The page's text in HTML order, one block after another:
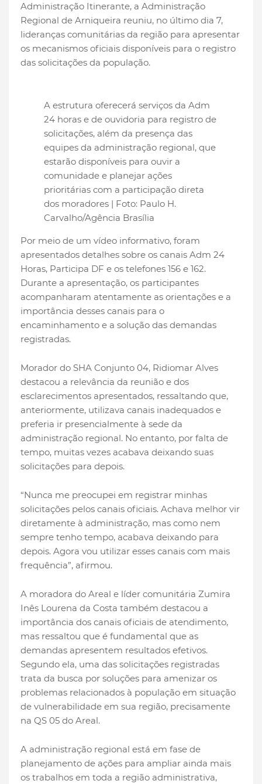
Administração Itinerante, a Administração
Regional de Arniqueira reuniu, no último dia 7,
lideranças comunitárias da região para apresentar
os mecanismos oficiais disponíveis para o registro
das solicitações da população.
A estrutura oferecerá serviços da Adm
24 horas e de ouvidoria para registro de
solicitações, além da presença das
equipes da administração regional, que
estarão disponíveis para ouvir a
comunidade e planejar ações
prioritárias com a participação direta
dos moradores | Foto: Paulo H.
Carvalho/Agência Brasília
Por meio de um vídeo informativo, foram
apresentados detalhes sobre os canais Adm 24
Horas, Participa DF e os telefones 156 e 162.
Durante a apresentação, os participantes
acompanharam atentamente as orientações e a
importância desses canais para o
encaminhamento e a solução das demandas
registradas.
Morador do SHA Conjunto 04, Ridiomar Alves
destacou a relevância da reunião e dos
esclarecimentos apresentados, ressaltando que,
anteriormente, utilizava canais inadequados e
preferia ir presencialmente à sede da
administração regional. No entanto, por falta de
tempo, muitas vezes acabava deixando suas
solicitações para depois.
“Nunca me preocupei em registrar minhas
solicitações pelos canais oficiais. Achava melhor vir
diretamente à administração, mas como nem
sempre tenho tempo, acabava deixando para
depois. Agora vou utilizar esses canais com mais
frequência”, afirmou.
A moradora do Areal e líder comunitária Zumira
Inês Lourena da Costa também destacou a
importância dos canais oficiais de atendimento,
mas ressaltou que é fundamental que as
demandas apresentem resultados efetivos.
Segundo ela, uma das solicitações registradas
trata da busca por soluções para amenizar os
problemas relacionados à população em situação
de vulnerabilidade em sua região, precisamente
na QS 05 do Areal.
A administração regional está em fase de
planejamento de ações para ampliar ainda mais
os trabalhos em toda a região administrativa,